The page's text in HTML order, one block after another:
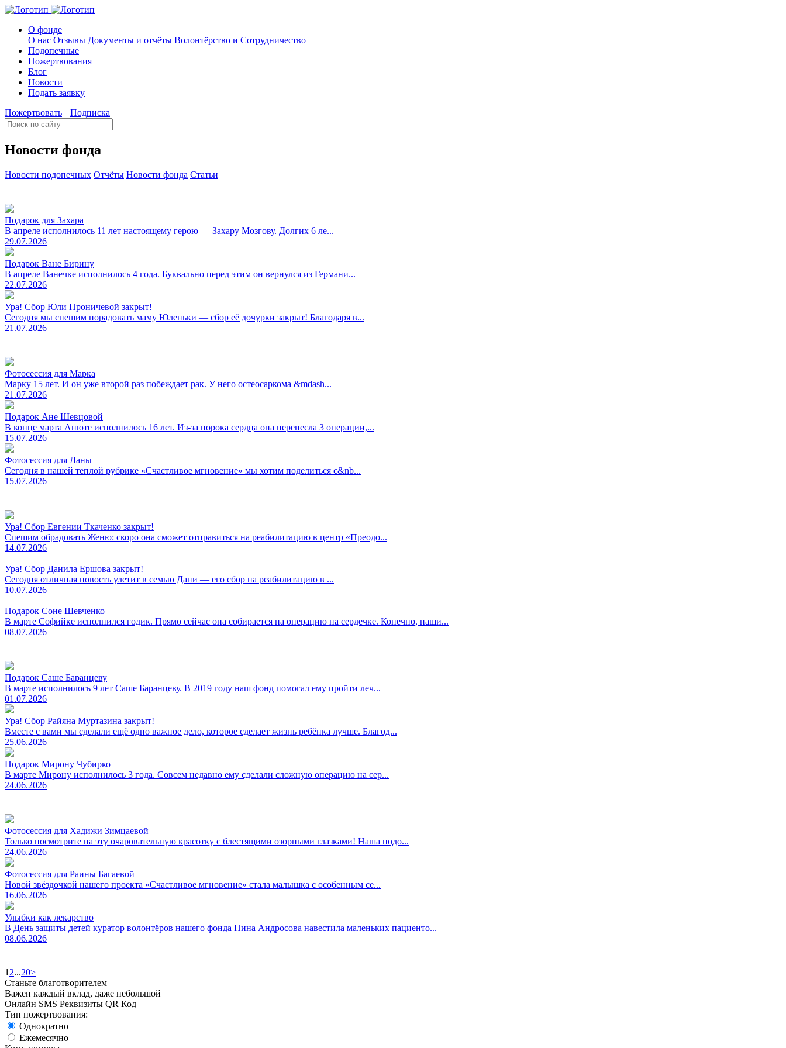
О фонде
О нас Отзывы Документы и отчёты Волонтёрство и Сотрудничество
Подопечные
Пожертвования
Блог
Новости
Подать заявку
Пожертвовать
Подписка
Новости фонда
Новости подопечных Отчёты Новости фонда Статьи
Подарок для Захара
В апреле исполнилось 11 лет настоящему герою — Захару Мозгову. Долгих 6 ле...
29.07.2026
Подарок Ване Бирину
В апреле Ванечке исполнилось 4 года. Буквально перед этим он вернулся из Германи...
22.07.2026
Ура! Сбор Юли Проничевой закрыт!
Сегодня мы спешим порадовать маму Юленьки — сбор её дочурки закрыт! Благодаря в...
21.07.2026
Фотосессия для Марка
Марку 15 лет. И он уже второй раз побеждает рак. У него остеосаркома &mdash...
21.07.2026
Подарок Ане Шевцовой
В конце марта Анюте исполнилось 16 лет. Из-за порока сердца она перенесла 3 операции,...
15.07.2026
Фотосессия для Ланы
Сегодня в нашей теплой рубрике «Счастливое мгновение» мы хотим поделиться с&nb...
15.07.2026
Ура! Сбор Евгении Ткаченко закрыт!
Спешим обрадовать Женю: скоро она сможет отправиться на реабилитацию в центр «Преодо...
14.07.2026
Ура! Сбор Данила Ершова закрыт!
Сегодня отличная новость улетит в семью Дани — его сбор на реабилитацию в ...
10.07.2026
Подарок Соне Шевченко
В марте Софийке исполнился годик. Прямо сейчас она собирается на операцию на сердечке. Конечно, наши...
08.07.2026
Подарок Саше Баранцеву
В марте исполнилось 9 лет Саше Баранцеву. В 2019 году наш фонд помогал ему пройти леч...
01.07.2026
Ура! Сбор Райяна Муртазина закрыт!
Вместе с вами мы сделали ещё одно важное дело, которое сделает жизнь ребёнка лучше. Благод...
25.06.2026
Подарок Мирону Чубирко
В марте Мирону исполнилось 3 года. Совсем недавно ему сделали сложную операцию на сер...
24.06.2026
Фотосессия для Хадижи Зимцаевой
Только посмотрите на эту очаровательную красотку с блестящими озорными глазками! Наша подо...
24.06.2026
Фотосессия для Раины Багаевой
Новой звёздочкой нашего проекта «Счастливое мгновение» стала малышка с особенным се...
16.06.2026
Улыбки как лекарство
В День защиты детей куратор волонтёров нашего фонда Нина Андросова навестила маленьких пациенто...
08.06.2026
1 2...20>
Станьте благотворителем
Важен каждый вклад, даже небольшой
Онлайн SMS Реквизиты QR Код
Тип пожертвования:
Однократно
Ежемесячно